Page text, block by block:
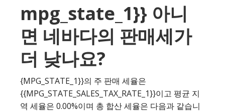
mpg_state_1}} 아니
면 네바다의 판매세가
더 낮나요?
{MPG_STATE_1}}의 주 판매 세율은
{{MPG_STATE_SALES_TAX_RATE_1}}이고 평균 지
역 세율은 0.00%이며 총 합산 세율은 다음과 같습니